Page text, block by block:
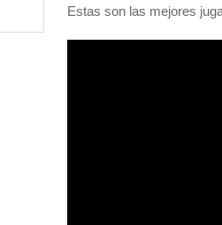
Estas son las mejores